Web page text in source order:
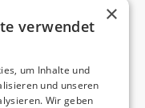
Lehmofen
×
verwendet
um Inhalte und
und unseren
Wir geben